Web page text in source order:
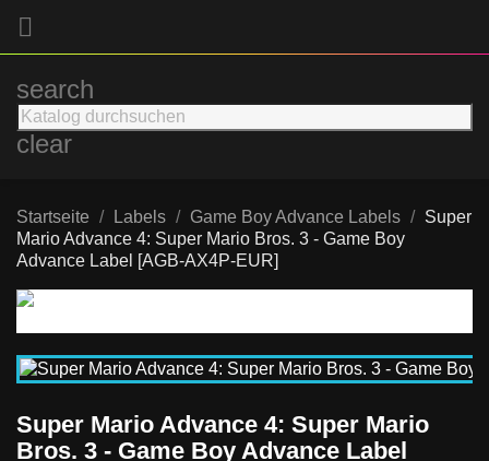

search
clear
Startseite Labels Game Boy Advance Labels
Super
Mario Advance 4: Super Mario Bros. 3 - Game Boy
Advance Label [AGB-AX4P-EUR]
Super Mario Advance 4: Super Mario
Bros. 3 - Game Boy Advance Label